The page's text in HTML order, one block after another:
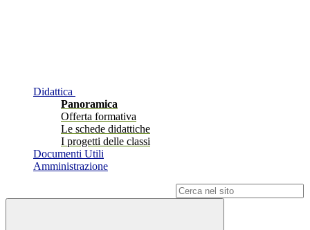
Didattica
Panoramica
Offerta formativa
Le schede didattiche
I progetti delle classi
Documenti Utili
Amministrazione